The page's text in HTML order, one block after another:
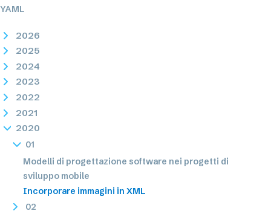
YAML
2026
2025
2024
2023
2022
2021
2020
01
Modelli di progettazione software nei progetti di
sviluppo mobile
Incorporare immagini in XML
02